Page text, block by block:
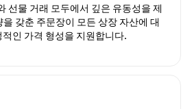
선물 거래 모두에서 깊은 유동성을 제
갖춘 주문장이 모든 상장 자산에 대
인 가격 형성을 지원합니다.